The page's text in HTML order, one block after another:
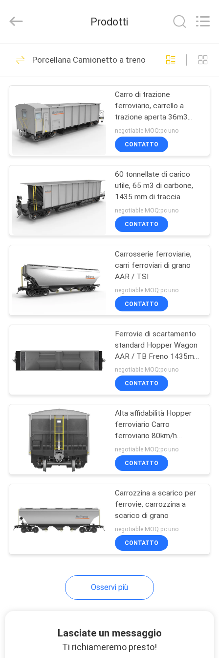
CASA
PRODOTTI
CIRCA
NOI
GIRO
DELLA
FABBRICA
CONTROLLO
DI
QUALITÀ
CONTATTICI
NOTIZIE
CASI
DEL
SITO
PRIVACY
POLICY
Equipment
Rights
pezzi di ricambio
45
Asse ferroviaria
22
carrello ferroviario
29
Set di ruote
ferroviarie
Ruote d'acciaio
della ferrovia
20
Camioni cisterna
Prodotti
Porcellana Camionetto a treno
Carro di trazione
ferroviario, carrello a
trazione aperta 36m3
carico su asse
personalizzato
negotiable MOQ:pc uno
CONTATTO
60 tonnellate di carico
utile, 65 m3 di carbone,
1435 mm di traccia.
negotiable MOQ:pc uno
CONTATTO
Carrosserie ferroviarie,
carri ferroviari di grano
AAR / TSI
negotiable MOQ:pc uno
CONTATTO
Ferrovie di scartamento
standard Hopper Wagon
AAR / TB Freno 1435mm
Scartamento per il
trasporto di carbone,
cereali
negotiable MOQ:pc uno
CONTATTO
Alta affidabilità Hopper
ferroviario Carro
ferroviario 80km/h
Velocità massima di
funzionamento Ferrovia
Ballast Hopper Wagon
negotiable MOQ:pc uno
CONTATTO
Carrozzina a scarico per
ferrovie, carrozzina a
scarico di grano
negotiable MOQ:pc uno
CONTATTO
Osservi più
Lasciate un messaggio
Ti richiameremo presto!